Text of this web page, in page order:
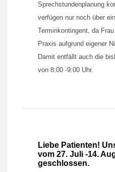
Sprechstundenplanung
verfügen nur noch über
Terminkontingent, da
Praxis aufgrund eigener
Damit entfällt auch die
von 8:00 -9:00 Uhr.
Liebe Patienten!
vom 27. Juli -14.
geschlossen.